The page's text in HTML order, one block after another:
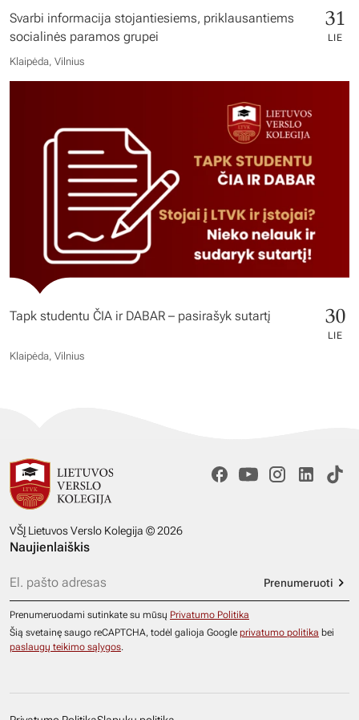
Svarbi informacija stojantiesiems, priklausantiems
socialinės paramos grupei
31
LIE
Klaipėda, Vilnius
Tapk studentu ČIA ir DABAR – pasirašyk sutartį 30
LIE
Klaipėda, Vilnius
VŠĮ Lietuvos Verslo Kolegija © 2026
Naujienlaiškis
Prenumeruoti
Prenumeruodami sutinkate su mūsų Privatumo Politika
Šią svetainę saugo reCAPTCHA, todėl galioja Google privatumo politika bei
paslaugų teikimo sąlygos.